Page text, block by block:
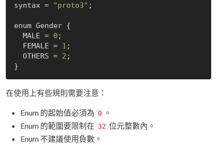
syntax = "proto3" ;
enum Gender {
  MALE =
0 ;
  FEMALE =
1 ;
  OTHERS =
2 ;
在使用上有些規則需要注意：
Enum 的起始值必須為 0 。
Enum 的範圍要限制在 32 位元整數內。
Enum 不建議使用負數。